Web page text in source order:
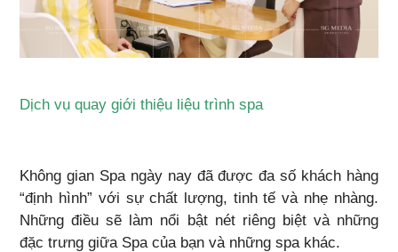
Dịch vụ quay giới thiệu liệu trình spa
Không gian Spa ngày nay đã được đa số khách hàng
“định hình” với sự chất lượng, tinh tế và nhẹ nhàng.
Những điều sẽ làm nổi bật nét riêng biệt và những
đặc trưng giữa Spa của bạn và những spa khác.